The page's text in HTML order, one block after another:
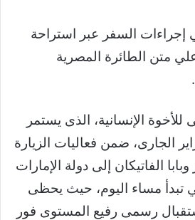
إجراءات السفر عبر استراحة
علي متن الطائرة المصرية
للأخوة الإنسانية، الذى يستمر
الجارى، ضمن فعاليات الزيارة
الفاتيكان إلى دولة الإمارات
تبدأ مساء اليوم، حيث يحظى
رسمى رفيع المستوى فور